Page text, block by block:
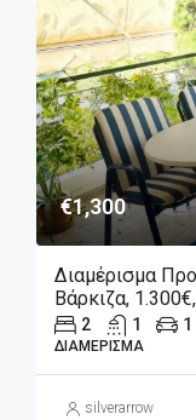
€1,300
Διαμέρισμα
Βάρκιζα,
2 1 1
ΔΙΑΜΈΡΙΣΜΑ
silverarrow